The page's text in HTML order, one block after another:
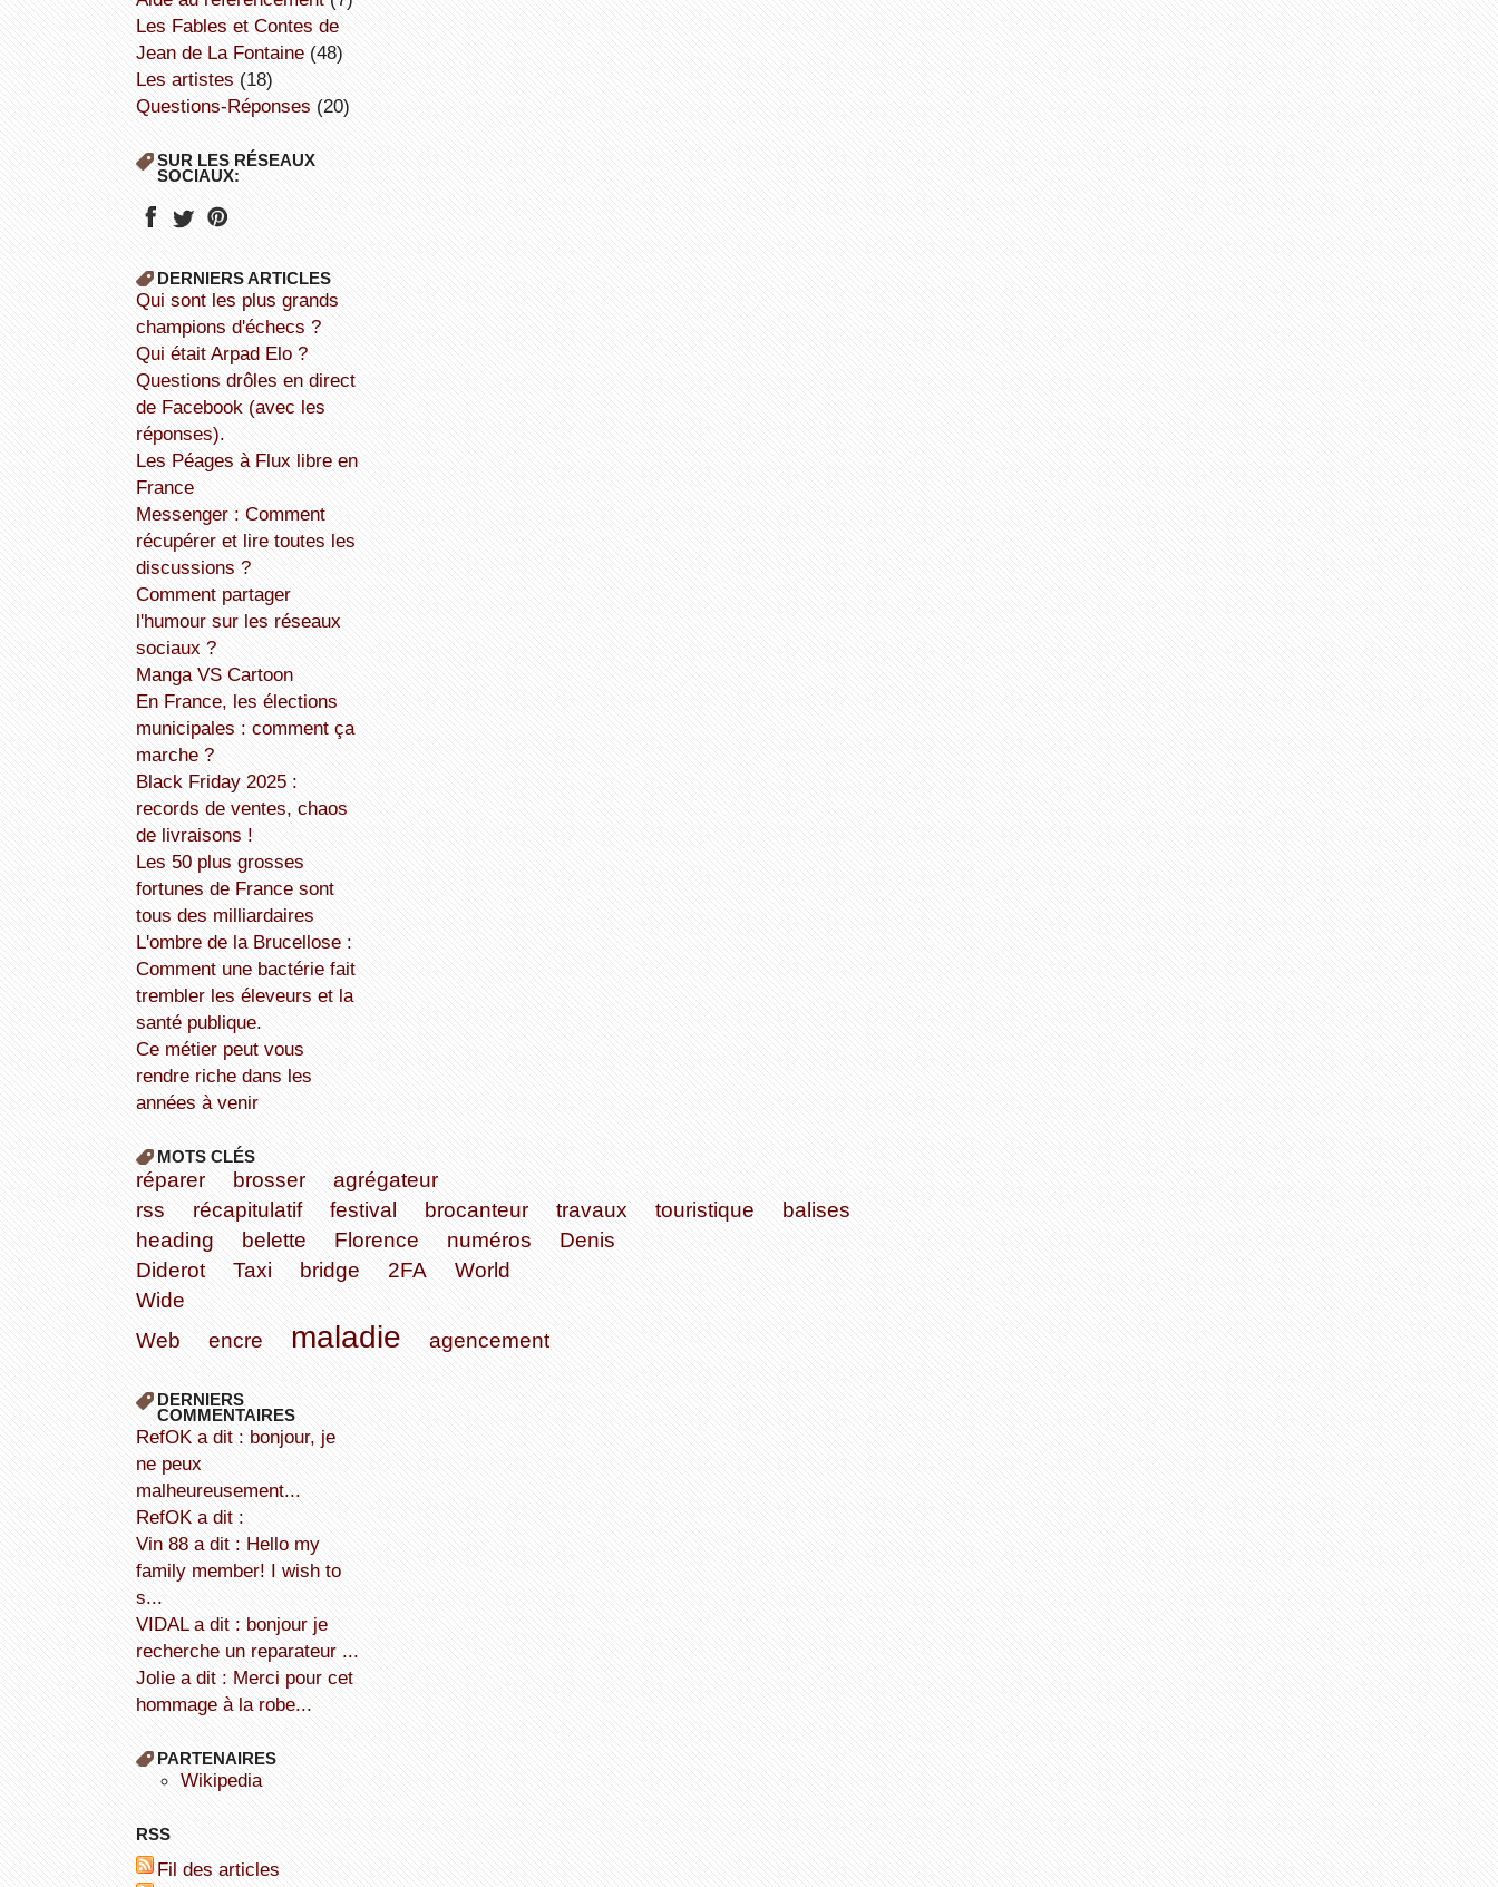
Les Fables et Contes de
Jean de La Fontaine(48)
Les artistes (18)
Questions-Réponses (20)
SUR LES RÉSEAUX
SOCIAUX:
DERNIERS ARTICLES
Qui sont les plus grands
champions d'échecs ?
Qui était Arpad Elo ?
Questions drôles en direct
de Facebook (avec les
réponses).
Les Péages à Flux libre en
France
Messenger : Comment
récupérer et lire toutes les
discussions ?
Comment partager
l'humour sur les réseaux
sociaux ?
Manga VS Cartoon
En France, les élections
municipales : comment ça
marche ?
Black Friday 2025 :
records de ventes, chaos
de livraisons !
Les 50 plus grosses
fortunes de France sont
tous des milliardaires
L'ombre de la Brucellose :
Comment une bactérie fait
trembler les éleveurs et la
santé publique.
Ce métier peut vous
rendre riche dans les
années à venir
MOTS CLÉS
réparer brosser
agrégateur
rss
récapitulatif festival brocanteur travaux touristique
balises
heading
belette Florence numéros
Denis
Diderot
Taxi bridge 2FA
World
Wide
Web
encre maladie agencement
DERNIERS
COMMENTAIRES
refOK a dit : bonjour, je
ne peux
malheureusement...
refOK a dit :
Vin 88 a dit : Hello my
family member! I wish to
s...
VIDAL a dit : bonjour je
recherche un reparateur ...
Jolie a dit : Merci pour cet
hommage à la robe...
PARTENAIRES
wikipedia
RSS
Fil des articles